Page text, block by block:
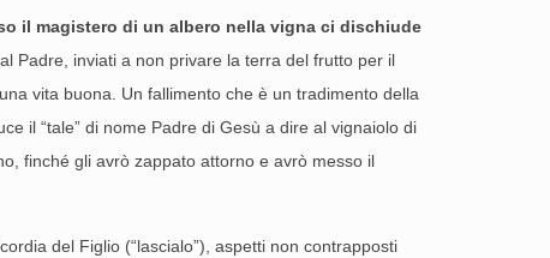
il magistero di un albero nella vigna ci dischiude
Padre, inviati a non privare la terra del frutto per il
vita buona. Un fallimento che è un tradimento della
il “tale” di nome Padre di Gesù a dire al vignaiolo di
finché gli avrò zappato attorno e avrò messo il
del Figlio (“lascialo”), aspetti non contrapposti